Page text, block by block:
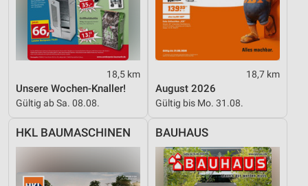
18,5 km
Unsere Wochen-Knaller!
Gültig ab Sa. 08.08.
18,7 km
August 2026
Gültig bis Mo. 31.08.
HKL BAUMASCHINEN BAUHAUS